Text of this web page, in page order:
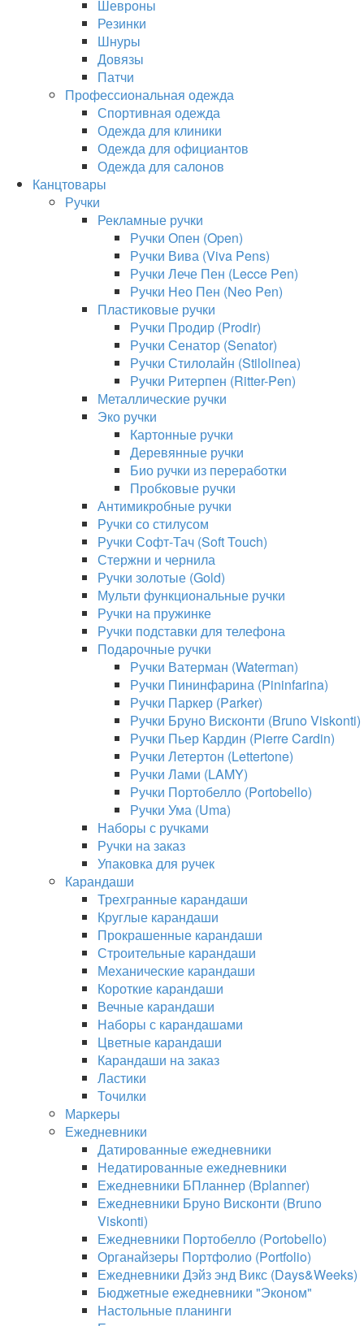
Шевроны
Резинки
Шнуры
Довязы
Патчи
Профессиональная одежда
Спортивная одежда
Одежда для клиники
Одежда для официантов
Одежда для салонов
Канцтовары
Ручки
Рекламные ручки
Ручки Опен (Open)
Ручки Вива (Viva Pens)
Ручки Лече Пен (Lecce Pen)
Ручки Нео Пен (Neo Pen)
Пластиковые ручки
Ручки Продир (Prodir)
Ручки Сенатор (Senator)
Ручки Стилолайн (Stilolinea)
Ручки Ритерпен (Ritter-Pen)
Металлические ручки
Эко ручки
Картонные ручки
Деревянные ручки
Био ручки из переработки
Пробковые ручки
Антимикробные ручки
Ручки со стилусом
Ручки Софт-Тач (Soft Touch)
Стержни и чернила
Ручки золотые (Gold)
Мульти функциональные ручки
Ручки на пружинке
Ручки подставки для телефона
Подарочные ручки
Ручки Ватерман (Waterman)
Ручки Пининфарина (Pininfarina)
Ручки Паркер (Parker)
Ручки Бруно Висконти (Bruno Viskonti)
Ручки Пьер Кардин (Pierre Cardin)
Ручки Летертон (Lettertone)
Ручки Лами (LAMY)
Ручки Портобелло (Portobello)
Ручки Ума (Uma)
Наборы с ручками
Ручки на заказ
Упаковка для ручек
Карандаши
Трехгранные карандаши
Круглые карандаши
Прокрашенные карандаши
Строительные карандаши
Механические карандаши
Короткие карандаши
Вечные карандаши
Наборы с карандашами
Цветные карандаши
Карандаши на заказ
Ластики
Точилки
Маркеры
Ежедневники
Датированные ежедневники
Недатированные ежедневники
Ежедневники БПланнер (Bplanner)
Ежедневники Бруно Висконти (Bruno
Viskonti)
Ежедневники Портобелло (Portobello)
Органайзеры Портфолио (Portfolio)
Ежедневники Дэйз энд Викс (Days&Weeks)
Бюджетные ежедневники "Эконом"
Настольные планинги